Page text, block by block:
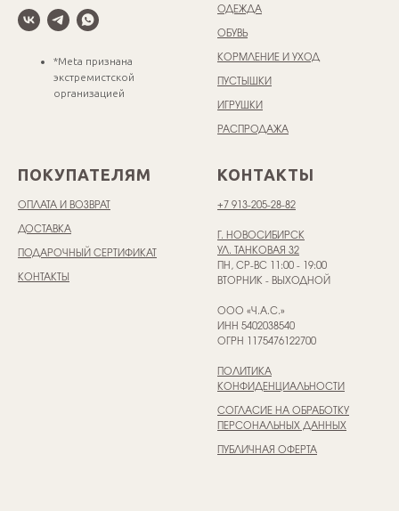
*Meta признана
экстремистской
организацией
ОДЕЖДА
ОБУВЬ
КОРМЛЕНИЕ И УХОД
ПУСТЫШКИ
ИГРУШКИ
РАСПРОДАЖА
ПОКУПАТЕЛЯМ
ОПЛАТА И ВОЗВРАТ
ДОСТАВКА
ПОДАРОЧНЫЙ СЕРТИФИКАТ
КОНТАКТЫ
КОНТАКТЫ
+7 913-205-28-82
Г. НОВОСИБИРСК
УЛ. ТАНКОВАЯ 32
ПН, СР-ВС 11:00 - 19:00
ВТОРНИК - ВЫХОДНОЙ
ООО «Ч.А.С.»
ИНН 5402038540
ОГРН 1175476122700
ПОЛИТИКА
КОНФИДЕНЦИАЛЬНОСТИ
СОГЛАСИЕ НА ОБРАБОТКУ
ПЕРСОНАЛЬНЫХ ДАННЫХ
ПУБЛИЧНАЯ ОФЕРТА